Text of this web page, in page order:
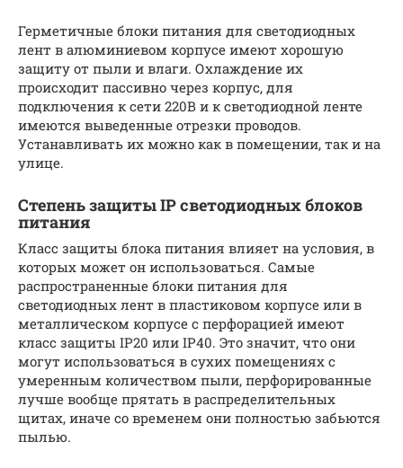
Герметичные блоки питания для светодиодных
лент в алюминиевом корпусе имеют хорошую
защиту от пыли и влаги. Охлаждение их
происходит пассивно через корпус, для
подключения к сети 220В и к светодиодной ленте
имеются выведенные отрезки проводов.
Устанавливать их можно как в помещении, так и на
улице.
Степень защиты IP светодиодных блоков
питания
Класс защиты блока питания влияет на условия, в
которых может он использоваться. Самые
распространенные блоки питания для
светодиодных лент в пластиковом корпусе или в
металлическом корпусе с перфорацией имеют
класс защиты IP20 или IP40. Это значит, что они
могут использоваться в сухих помещениях с
умеренным количеством пыли, перфорированные
лучше вообще прятать в распределительных
щитах, иначе со временем они полностью забьются
пылью.